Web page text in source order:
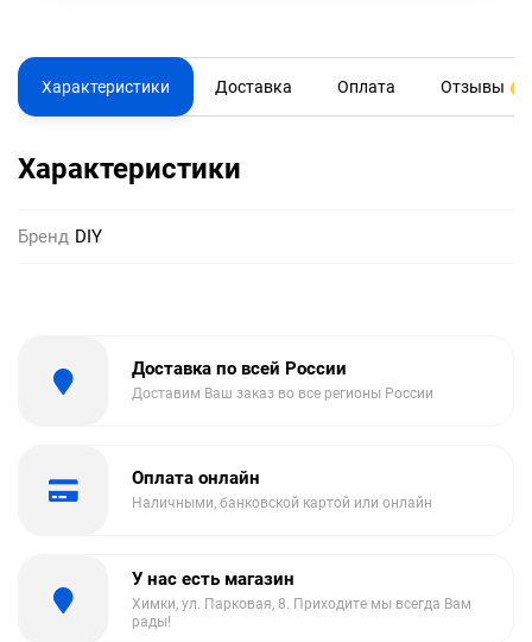
Характеристики Доставка Оплата Отзывы
Характеристики
Бренд DIY
Доставка по всей России
Доставим Ваш заказ во все регионы России
Оплата онлайн
Наличными, банковской картой или онлайн
У нас есть магазин
Химки, ул. Парковая, 8. Приходите мы всегда Вам
рады!